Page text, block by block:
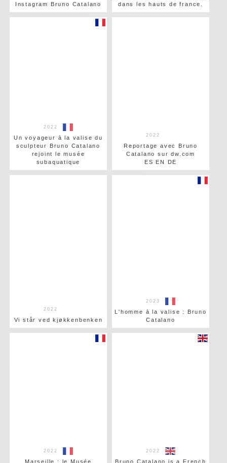
Instagram Bruno Catalano
dans les hauts de france.
2022
Un voyageur à la valise du
sculpteur Bruno Catalano
rejoint le musée
subaquatique
2022
Reportage avec Bruno
Catalano sur dw.com
ES EN DE
2022
Vi står ved kjøkkenbenken
2023
L'homme à la valise : Bruno
Catalano
2022
Marseille : le Musée
2022
Bruno Catalano is a French